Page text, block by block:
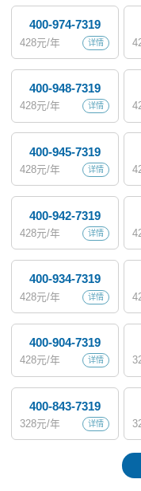
400-974-7319
详情
428元/年
400-948-7319
详情
428元/年
400-945-7319
详情
428元/年
400-942-7319
详情
428元/年
400-934-7319
详情
428元/年
400-904-7319
详情
428元/年
400-843-7319
详情
328元/年